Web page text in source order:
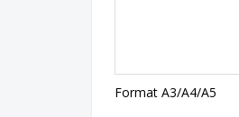
Format A3/A4/A5